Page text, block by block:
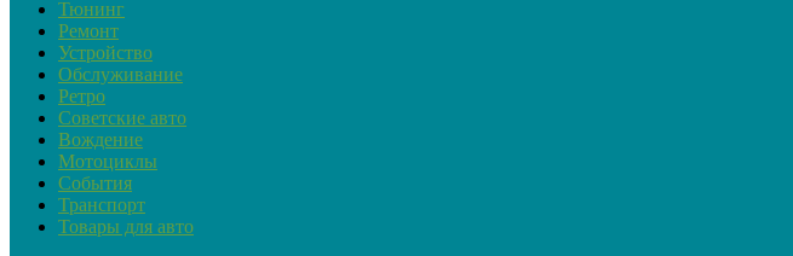
Тюнинг
Ремонт
Устройство
Обслуживание
Ретро
Советские авто
Вождение
Мотоциклы
События
Транспорт
Товары для авто